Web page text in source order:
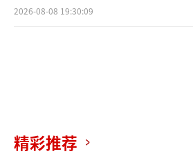
2026-08-08 19:30:09
精彩推荐